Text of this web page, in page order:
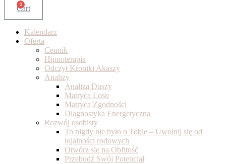
0
Cart
Kalendarz
Oferta
Cennik
Hipnoterapia
Odczyt Kroniki Akaszy
Analizy
Analiza Duszy
Matryca Losu
Matryca Zgodności
Diagnostyka Energetyczna
Rozwój osobisty
To nigdy nie było o Tobie – Uwolnij się od
lojalności rodowych
Otwórz się na Obfitość
Przebudź Swój Potencjał